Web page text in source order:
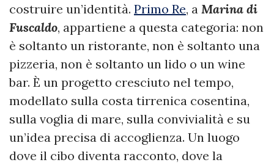
costruire un’identità. Primo Re, a Marina di
Fuscaldo, appartiene a questa categoria: non
è soltanto un ristorante, non è soltanto una
pizzeria, non è soltanto un lido o un wine
bar. È un progetto cresciuto nel tempo,
modellato sulla costa tirrenica cosentina,
sulla voglia di mare, sulla convivialità e su
un’idea precisa di accoglienza. Un luogo
dove il cibo diventa racconto, dove la